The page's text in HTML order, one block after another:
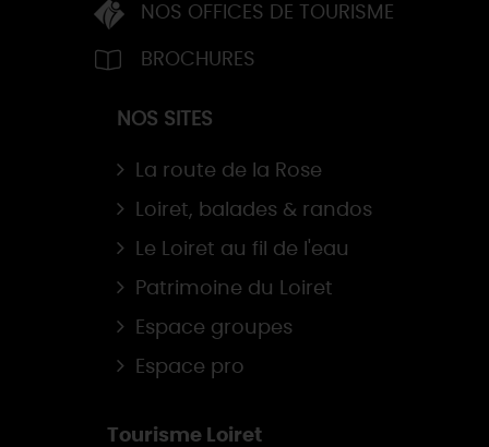
NOS OFFICES DE TOURISME
BROCHURES
NOS SITES
La route de la Rose
Loiret, balades & randos
Le Loiret au fil de l'eau
Patrimoine du Loiret
Espace groupes
Espace pro
Tourisme Loiret